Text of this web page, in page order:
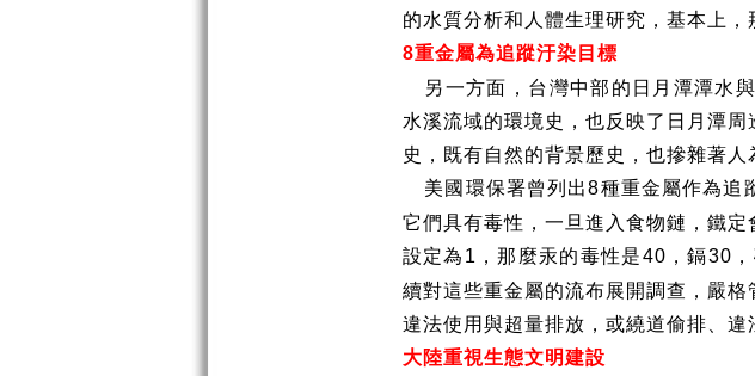
的水質分析和人體生理研究，基本上，
8重金屬為追蹤汙染目標
另一方面，台灣中部的日月潭潭水
水溪流域的環境史，也反映了日月潭
史，既有自然的背景歷史，也摻雜著
美國環保署曾列出8種重金屬作為追
它們具有毒性，一旦進入食物鏈，鐵
設定為 1 ，那麼汞的毒性是40 ，鎘30
續對這些重金屬的流布展開調查，嚴
違法使用與超量排放，或繞道偷排、
大陸重視生態文明建設